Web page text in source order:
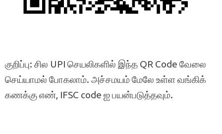
குறிப்பு: சில UPI செயலிகளில் இந்த QR Code வேலை
செய்யாமல் போகலாம். அச்சமயம் மேலே உள்ள வங்கிக்
கணக்கு எண், IFSC code ஐ பயன்படுத்தவும்.